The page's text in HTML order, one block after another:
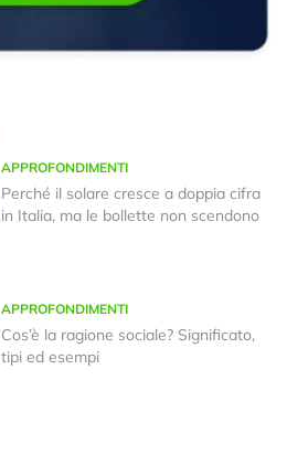
APPROFONDIMENTI
Perché il solare cresce a doppia cifra
in Italia, ma le bollette non scendono
APPROFONDIMENTI
Cos’è la ragione sociale? Significato,
tipi ed esempi